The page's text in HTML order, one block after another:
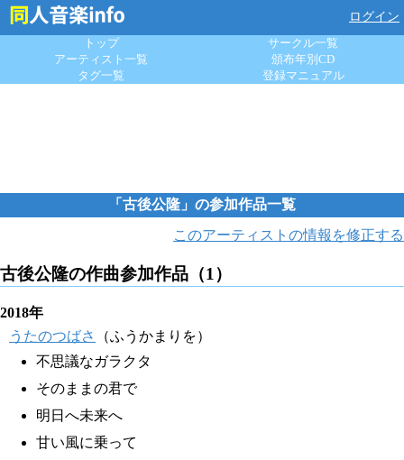
ログイン
トップ
サークル一覧
アーティスト一覧
頒布年別CD
タグ一覧
登録マニュアル
「古後公隆」の参加作品一覧
このアーティストの情報を修正する
古後公隆の作曲参加作品（1）
2018年
うたのつばさ
（ふうかまりを）
不思議なガラクタ
そのままの君で
明日へ未来へ
甘い風に乗って